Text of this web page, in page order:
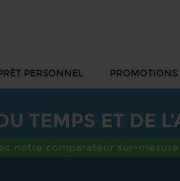
PERSONNEL PROMOTIONS
TEMPS ET DE
notre comparateur sur-mesure